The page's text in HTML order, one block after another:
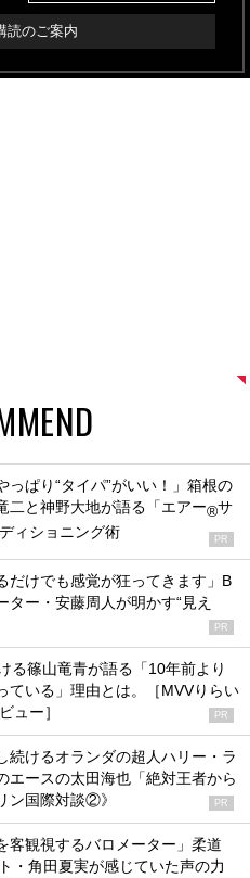
読のご案内
っぱり“タイパ”がいい！」箱根の
二と神野大地が語る「エアー®サ
ィショニング術 PR
だけでも感覚が狂ってきます」B
ター・安藤周人が明かす“見え
PR
る篠山竜青が語る「10年前より
ている」理由とは。［MVVりらい
ュー］
PR
続けるオランダの超人ハリー・ラ
エースの太田海也「絶対王者から
ン国際対談②》
PR
客観視するバロメーター」柔道
・角田夏実が感じていた声の力